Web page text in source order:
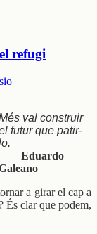
refugi
val construir
futur que patir-
Eduardo
a girar el cap a
És clar que podem,